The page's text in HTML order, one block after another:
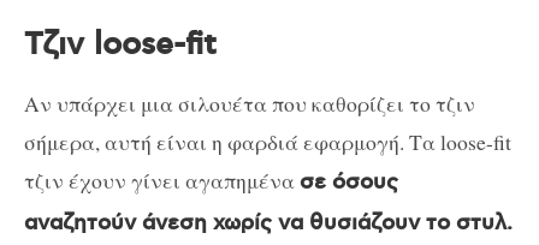
Τζιν loose-fit
Αν υπάρχει μια σιλουέτα που καθορίζει το τζιν
σήμερα, αυτή είναι η φαρδιά εφαρμογή. Τα loose-fit
τζιν έχουν γίνει αγαπημένα σε όσους
αναζητούν άνεση χωρίς να θυσιάζουν το στυλ.